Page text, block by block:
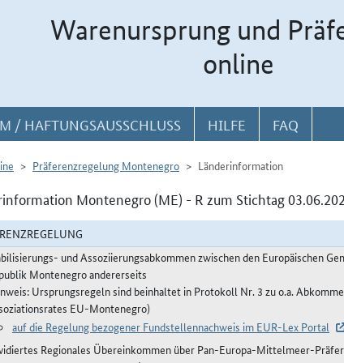
Warenursprung und
online
/ HAFTUNGSAUSSCHLUSS HILFE FAQ
Präferenzregelung Montenegro Länderinformation
Montenegro (ME) - R zum Stichtag
und Assoziierungsabkommen zwischen den Europäischen
Montenegro andererseits
Ursprungsregeln sind beinhaltet in Protokoll Nr. 3 zu o.a.
EU-Montenegro)
auf die Regelung bezogener Fundstellennachweis im EUR-Lex Portal
Regionales Übereinkommen über Pan-Europa-Mittelmeer-